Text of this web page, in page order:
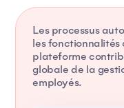
Les processus
les fonctionnalités
plateforme
globale de la
employés.